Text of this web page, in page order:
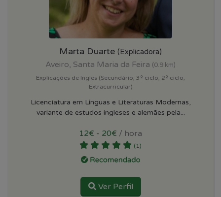
Marta Duarte (Explicadora)
Aveiro, Santa Maria da Feira (0.9 km)
Explicações de Ingles (Secundário, 3º ciclo, 2º ciclo,
Extracurricular)
Licenciatura em Línguas e Literaturas Modernas,
variante de estudos ingleses e alemães pela...
12€ - 20€ / hora
(1)
Ver Perfil